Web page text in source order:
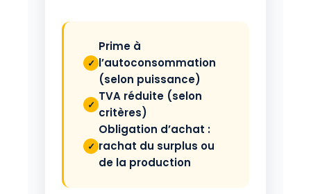
Prime à
l’autoconsommation
(selon puissance)
TVA réduite (selon
critères)
Obligation d’achat :
rachat du surplus ou
de la production